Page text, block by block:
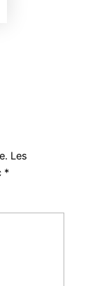
Les
*